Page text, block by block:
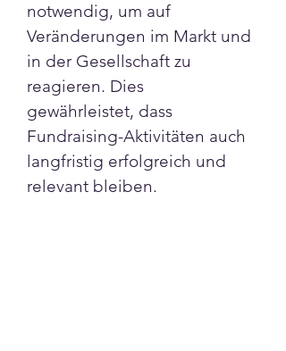
notwendig, um auf
Veränderungen im Markt und
in der Gesellschaft zu
reagieren. Dies
gewährleistet, dass
Fundraising-Aktivitäten auch
langfristig erfolgreich und
relevant bleiben.